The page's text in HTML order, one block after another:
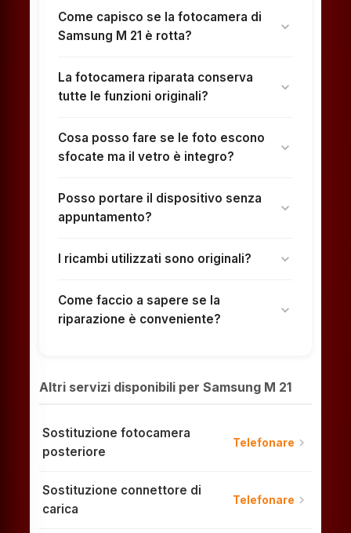
Come capisco se la fotocamera di
Samsung M 21 è rotta?
expand_more
La fotocamera riparata conserva
tutte le funzioni originali?
expand_more
Cosa posso fare se le foto escono
sfocate ma il vetro è integro?
expand_more
Posso portare il dispositivo senza
appuntamento?
expand_more
I ricambi utilizzati sono originali? expand_more
Come faccio a sapere se la
riparazione è conveniente?
expand_more
Altri servizi disponibili per Samsung M 21
Sostituzione fotocamera
posteriore
Telefonare chevron_right
Sostituzione connettore di
carica
Telefonare chevron_right